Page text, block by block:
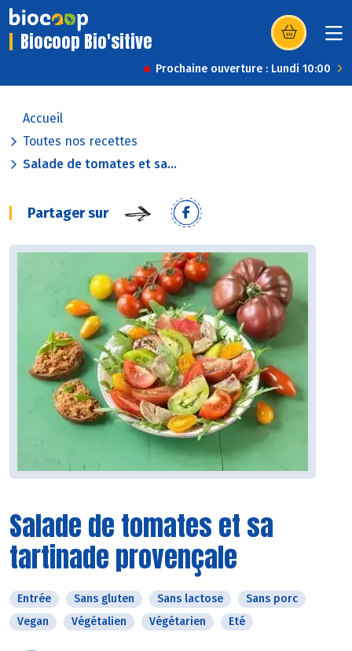
Biocoop Bio'sitive (s’ouvre dans
Prochaine ouverture : Lundi 10:00
Accueil
Toutes nos recettes
Salade de tomates et sa...
Partager sur
Salade de tomates et sa
tartinade provençale
Entrée Sans gluten Sans lactose
Sans porc
Vegan
Végétalien Végétarien Eté